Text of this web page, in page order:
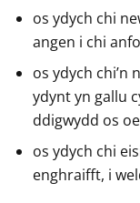
a
r
g
y
f
e
r
a
r
g
y
f
r
os ydych chi
angen i chi
os ydych chi’n
ydynt yn gallu
ddigwydd os
os ydych chi
enghraifft, i